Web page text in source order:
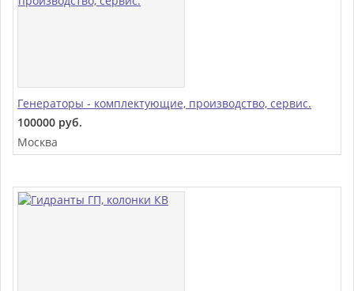
Генераторы - комплектующие, производство, сервис.
100000 руб.
Москва